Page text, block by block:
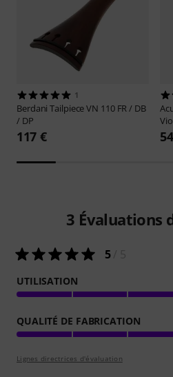
1
BerdaniTailpiece VN 110 FR / DB
/ DP
117 €
3 Évaluations
5/ 5
UTILISATION
QUALITÉ DE FABRICATION
Lignes directrices d'évaluation